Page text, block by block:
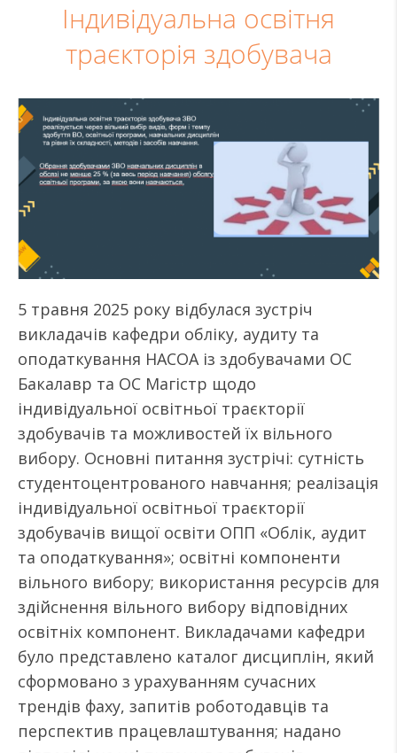
Індивідуальна освітня
траєкторія здобувача
5 травня 2025 року відбулася зустріч
викладачів кафедри обліку, аудиту та
оподаткування НАСОА із здобувачами ОС
Бакалавр та ОС Магістр щодо
індивідуальної освітньої траєкторії
здобувачів та можливостей їх вільного
вибору. Основні питання зустрічі: сутність
студентоцентрованого навчання; реалізація
індивідуальної освітньої траєкторії
здобувачів вищої освіти ОПП «Облік, аудит
та оподаткування»; освітні компоненти
вільного вибору; використання ресурсів для
здійснення вільного вибору відповідних
освітніх компонент. Викладачами кафедри
було представлено каталог дисциплін, який
сформовано з урахуванням сучасних
трендів фаху, запитів роботодавців та
перспектив працевлаштування; надано